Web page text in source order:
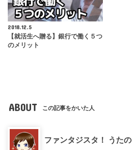
2018.12.5
【就活生へ贈る】銀行で働く５つ
のメリット
ABOUT この記事をかいた人
ファンタジスタ！ うたの